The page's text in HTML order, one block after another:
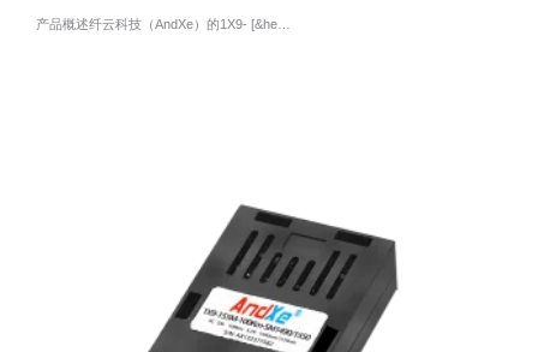
产品概述纤云科技（AndXe）的1X9- [&he…